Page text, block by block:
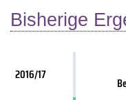
Bisherige
2016/17